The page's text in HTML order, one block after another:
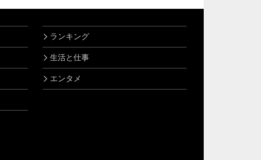
ランキング
生活と仕事
エンタメ